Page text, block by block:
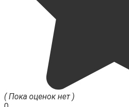
( Пока оценок нет )